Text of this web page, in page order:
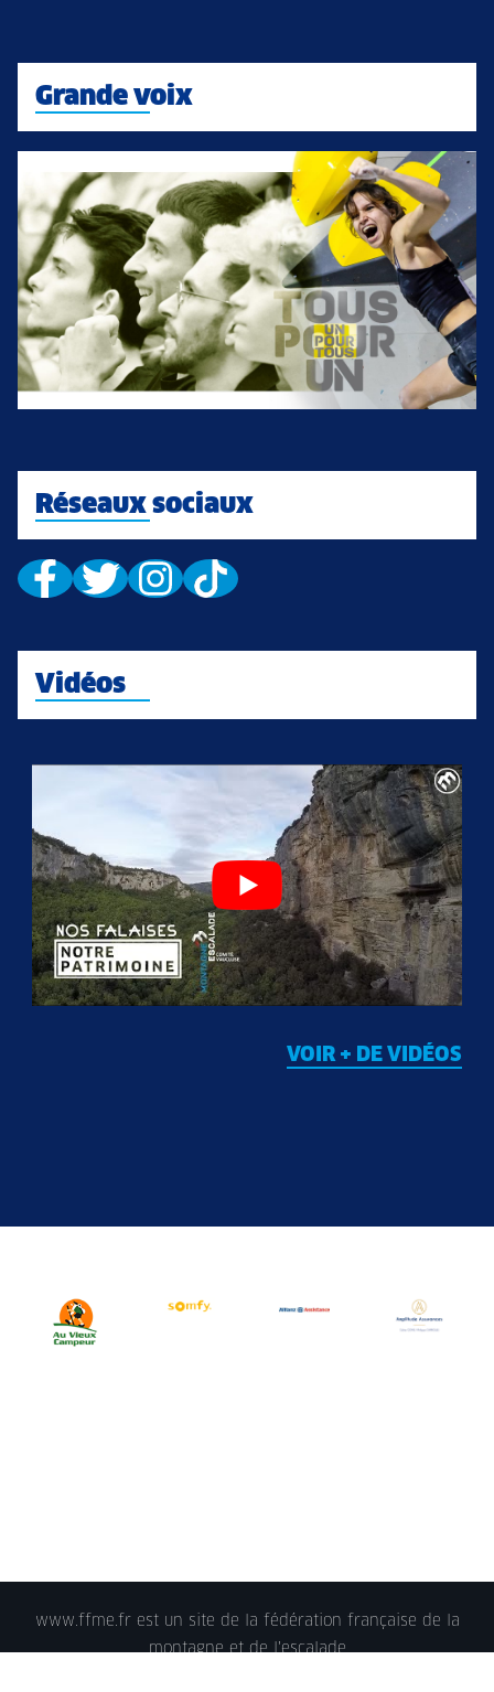
Grande voix
Réseaux sociaux
Vidéos
VOIR + DE VIDÉOS
www.ffme.fr est un site de la fédération française de la
montagne et de l'escalade